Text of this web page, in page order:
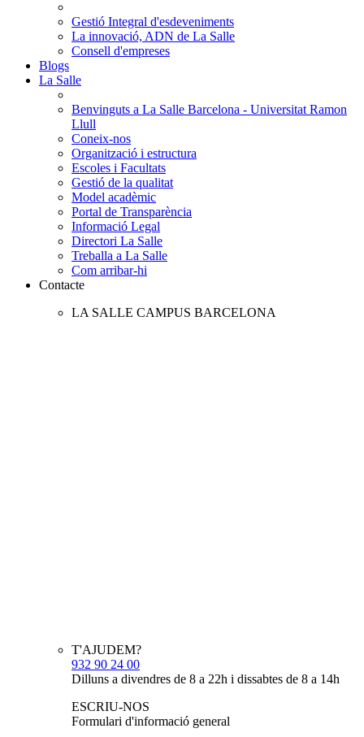
Gestió Integral d'esdeveniments
La innovació, ADN de La Salle
Consell d'empreses
Blogs
La Salle
Benvinguts a La Salle Barcelona - Universitat Ramon
Llull
Coneix-nos
Organització i estructura
Escoles i Facultats
Gestió de la qualitat
Model acadèmic
Portal de Transparència
Informació Legal
Directori La Salle
Treballa a La Salle
Com arribar-hi
Contacte
LA SALLE CAMPUS BARCELONA
T'AJUDEM?
932 90 24 00
Dilluns a divendres de 8 a 22h i dissabtes de 8 a 14h
ESCRIU-NOS
Formulari d'informació general